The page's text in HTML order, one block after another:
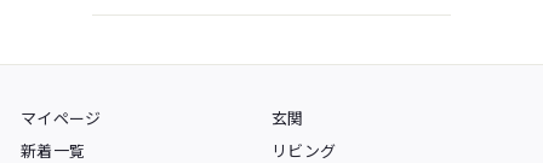
マイページ
新着一覧
玄関
リビング